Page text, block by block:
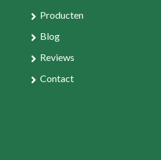
Producten
Blog
Reviews
Contact